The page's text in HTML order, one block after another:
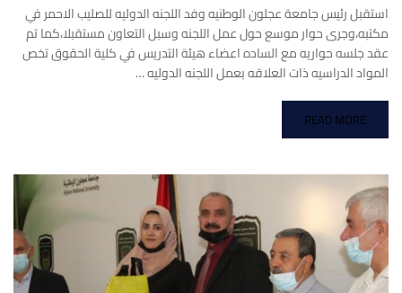
استقبل رئيس جامعة عجلون الوطنيه وفد اللجنه الدوليه للصليب الاحمر في
مكتبه،وجرى حوار موسع حول عمل اللجنه وسبل التعاون مستقبلا،كما تم
عقد جلسه حواريه مع الساده اعضاء هيئة التدريس في كلية الحقوق تخص
المواد الدراسيه ذات العلاقه بعمل اللجنه الدوليه …
READ MORE